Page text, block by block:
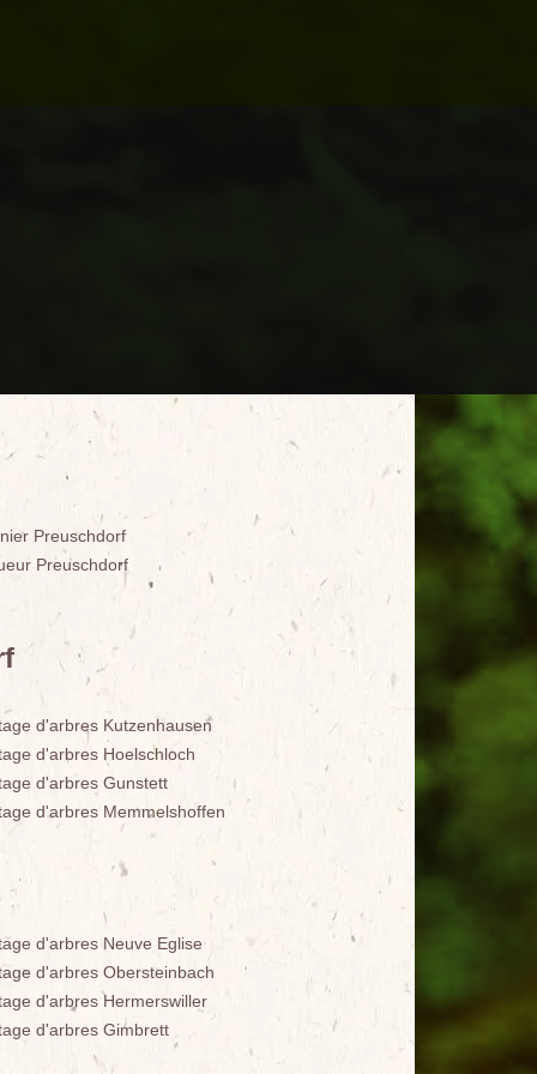
Preuschdorf
Preuschdorf
d'arbres Kutzenhausen
d'arbres Hoelschloch
d'arbres Gunstett
d'arbres Memmelshoffen
d'arbres Neuve Eglise
d'arbres Obersteinbach
d'arbres Hermerswiller
d'arbres Gimbrett